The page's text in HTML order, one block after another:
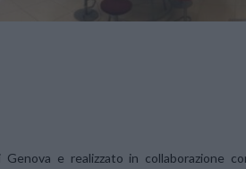
e realizzato in collaborazione